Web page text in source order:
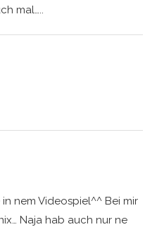
mal…..
nem Videospiel^^ Bei mir
Naja hab auch nur ne